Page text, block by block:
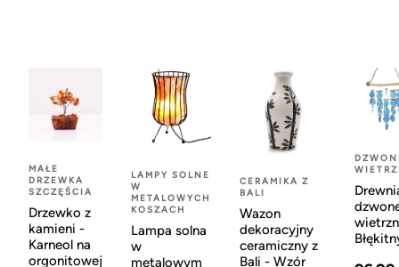
MAŁE
DRZEWKA
SZCZĘŚCIA
Drzewko z
kamieni -
Karneol na
orgonitowej
LAMPY SOLNE
W
METALOWYCH
KOSZACH
Lampa solna
w
metalowym
CERAMIKA Z
BALI
Wazon
dekoracyjny
ceramiczny z
Bali - Wzór